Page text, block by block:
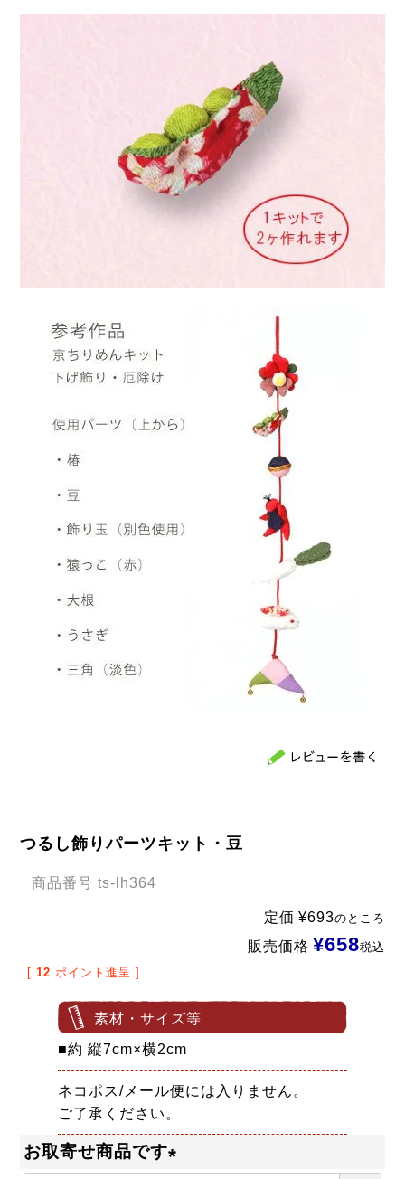
つるし飾りパーツキット・豆
商品番号 ts-lh364
定価 ¥693のところ
販売価格 ¥658税込
[ 12 ポイント進呈 ]
素材・サイズ等
■約 縦7cm×横2cm
ネコポス/メール便には入りません。
ご了承ください。
お取寄せ商品です